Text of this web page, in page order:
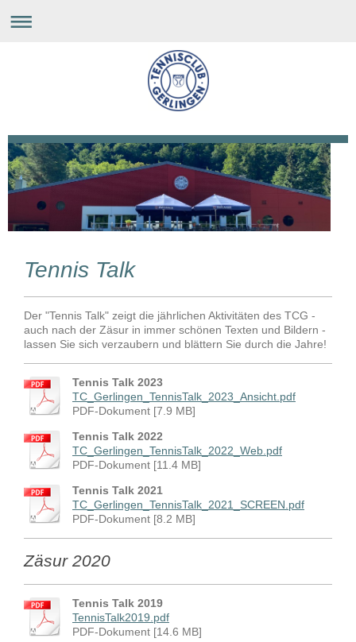
Tennis Talk
Der "Tennis Talk" zeigt die jährlichen Aktivitäten des TCG -
auch nach der Zäsur in immer schönen Texten und Bildern -
lassen Sie sich verzaubern und blättern Sie durch die Jahre!
Tennis Talk 2023
TC_Gerlingen_TennisTalk_2023_Ansicht.pdf
PDF-Dokument [7.9 MB]
Tennis Talk 2022
TC_Gerlingen_TennisTalk_2022_Web.pdf
PDF-Dokument [11.4 MB]
Tennis Talk 2021
TC_Gerlingen_TennisTalk_2021_SCREEN.pdf
PDF-Dokument [8.2 MB]
Zäsur 2020
Tennis Talk 2019
TennisTalk2019.pdf
PDF-Dokument [14.6 MB]